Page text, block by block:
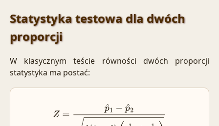
Statystyka testowa dla dwóch
proporcji
W klasycznym teście równości dwóch proporcji
statystyka ma postać:
Z= ^(1−p^)(1